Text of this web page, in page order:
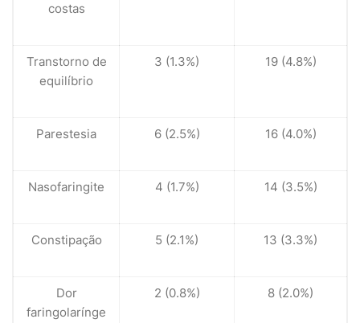
costas
Transtorno de
equilíbrio
3 (1.3%) 19 (4.8%)
Parestesia 6 (2.5%) 16 (4.0%)
Nasofaringite 4 (1.7%) 14 (3.5%)
Constipação 5 (2.1%) 13 (3.3%)
Dor
faringolarínge
2 (0.8%) 8 (2.0%)